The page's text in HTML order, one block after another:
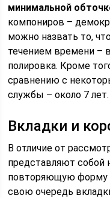
минимальной
компониров –
можно назвать то,
течением времени –
полировка. Кроме
сравнению с
службы – около 7 лет.
Вкладки и
В отличие от
представляют собой
повторяющую форму
свою очередь